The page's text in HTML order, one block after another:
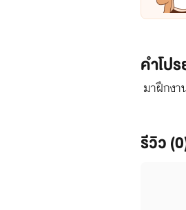
คำโป
มาฝึกงา
รีวิว